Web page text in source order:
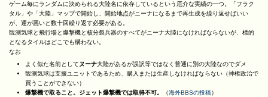
ゲーム毎にランダムに決められる大陸名に依存しているという厄介な実績の一つ。「フラク
タル」や「大陸」マップで開始し、開始地点がニーナになるまで再生成を繰り返せばいい
が、運が悪いと数十回繰り返す必要がある。
観測気球と飛行場と爆撃機と核分裂兵器のすべてがニーナ大陸になければならないが、標的
となるタイルはどこでも構わない。
なお
よく似た名前として ヌーナ大陸があるが誤訳等ではなく普通に別の大陸なのでダメ
観測気球は支援ユニットであるため、購入または生産しなければならない（神権政治で
買うことができない）
爆撃機で取ること。ジェット爆撃機では取得不可。
（海外BBSの投稿）